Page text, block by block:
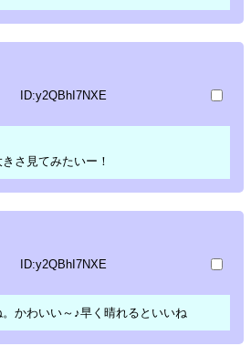
ID:y2QBhI7NXE
さ見てみたいー！
ID:y2QBhI7NXE
かわいい～♪早く晴れるといいね